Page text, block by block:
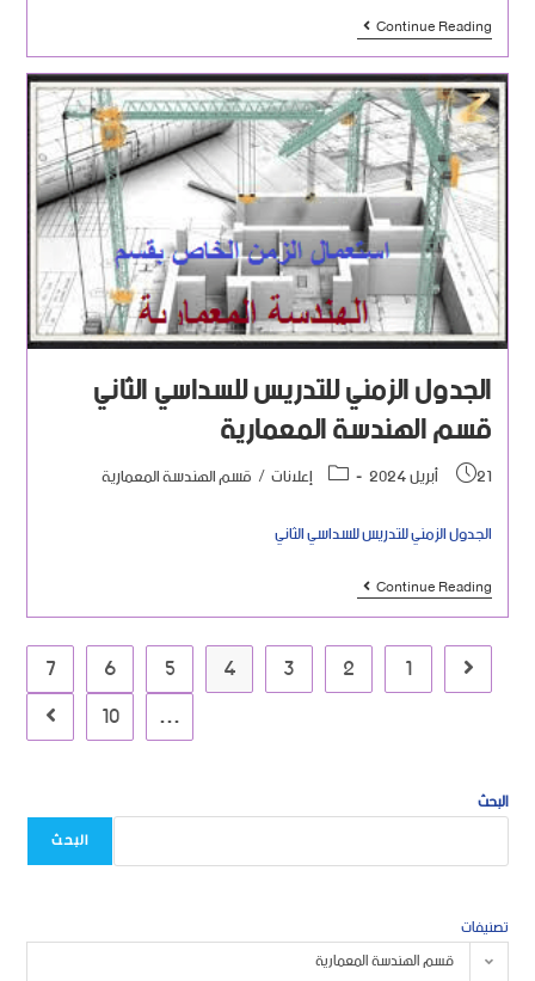
Continue Reading
الجدول الزمني للتدريس للسداسي الثاني
قسم الهندسة المعمارية
21 أبريل 2024 إعلانات/ قسم الهندسة المعمارية
الجدول الزمني للتدريس للسداسي الثاني
Continue Reading
1
2
3
4
5
6
7
…
10
البحث
البحث
تصنيفات
قسم الهندسة المعمارية